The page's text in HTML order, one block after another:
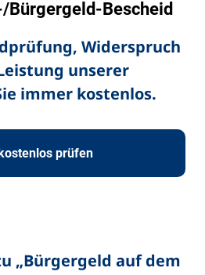
Bürgergeld-Bescheid
Widerspruch
unserer
immer kostenlos.
prüfen
„Bürgergeld auf dem